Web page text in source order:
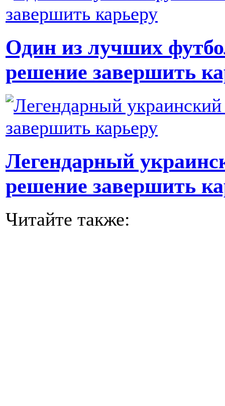
Один из лучших
решение завершить
Легендарный
решение завершить
Читайте также: